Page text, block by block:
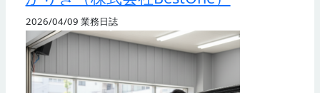
2026/04/09 業務日誌